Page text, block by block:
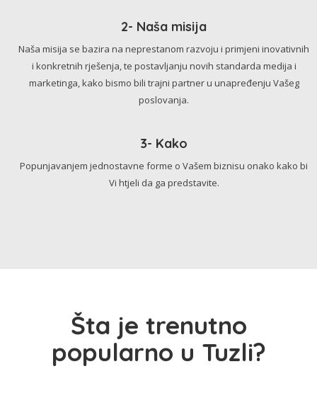
2- Naša misija
Naša misija se bazira na neprestanom razvoju i primjeni inovativnih
i konkretnih rješenja, te postavljanju novih standarda medija i
marketinga, kako bismo bili trajni partner u unapređenju Vašeg
poslovanja.
3- Kako
Popunjavanjem jednostavne forme o Vašem biznisu onako kako bi
Vi htjeli da ga predstavite.
Šta je trenutno
popularno u Tuzli?